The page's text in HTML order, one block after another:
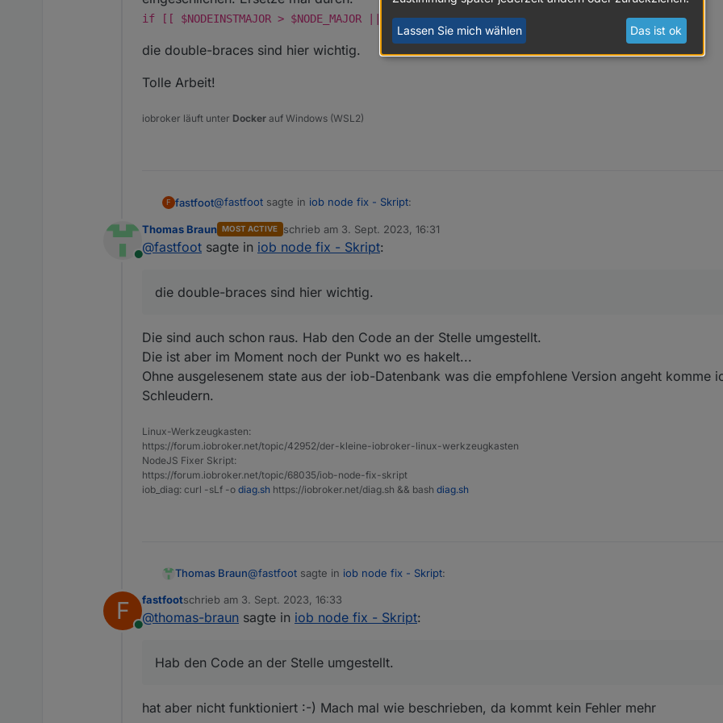
if [[ $NODEINSTMAJOR > $NODE_MAJOR || "$NODERECOMNF" = 1 ]]
die double-braces sind hier wichtig.
Tolle Arbeit!
iobroker läuft unter Docker auf Windows (WSL2)
F fastfoot@fastfoot sagte in iob node fix - Skript:
Ein paar Dinge hätte ich dazu noch anzumerken
@ Thomas-Braun die haben sich über Nacht wohl aufgelöst :-) Aber in Zeile 254 hat sich noch ein
Tolle Arbeit!
Online
Thomas Braun MOST ACTIVE schrieb am 3. Sept. 2023, 16:31
zuletzt editiert von
@fastfoot sagte in iob node fix - Skript:
die double-braces sind hier wichtig.
Die sind auch schon raus. Hab den Code an der Stelle umgestellt.
Die ist aber im Moment noch der Punkt wo es hakelt...
Ohne ausgelesenem state aus der iob-Datenbank was die empfohlene Version angeht komme
Schleudern.
Linux-Werkzeugkasten:
https://forum.iobroker.net/topic/42952/der-kleine-iobroker-linux-werkzeugkasten
NodeJS Fixer Skript:
https://forum.iobroker.net/topic/68035/iob-node-fix-skript
iob_diag: curl -sLf -o diag.sh https://iobroker.net/diag.sh && bash diag.sh
Thomas Braun@fastfoot sagte in iob node fix - Skript:
die double-braces sind hier wichtig.
Die sind auch schon raus. Hab den Code an der Stelle umgestellt.
Die ist aber im Moment noch der Punkt wo es hakelt...
F
Online
fastfootschrieb am 3. Sept. 2023, 16:33
zuletzt editiert von
@thomas-braun sagte in iob node fix - Skript:
Hab den Code an der Stelle umgestellt.
hat aber nicht funktioniert :-) Mach mal wie beschrieben, da kommt kein Fehler mehr
Lassen Sie mich wählen Das ist ok